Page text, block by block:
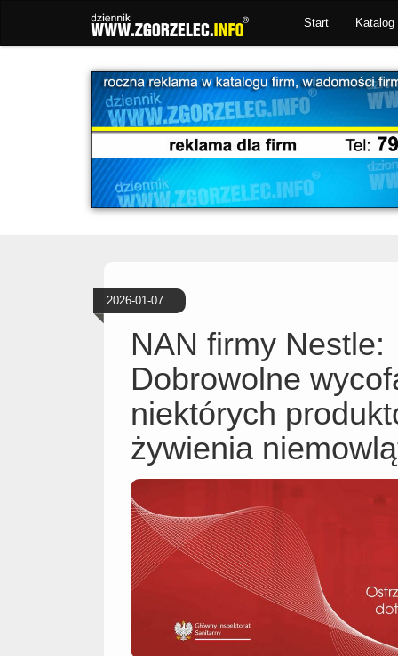
Start Katalog
2026-01-07
NAN firmy Nestle:
Dobrowolne
niektórych
żywienia